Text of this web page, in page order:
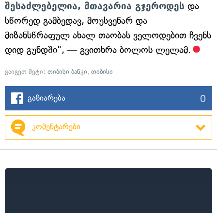
შესაძლებელია, მთავარია გჯეროდეს და
სწორედ გამბედავ, მოუსვენარ და
მიზანსწრაფულ ახალ თაობას ველოდებით ჩვენს
დიდ გუნდში", — გვითხრა ბოლოს ლელამ.
გაიგეთ მეტი: თიბისი ბანკი, თიბისი
გაზიარება 0
კომენტარები